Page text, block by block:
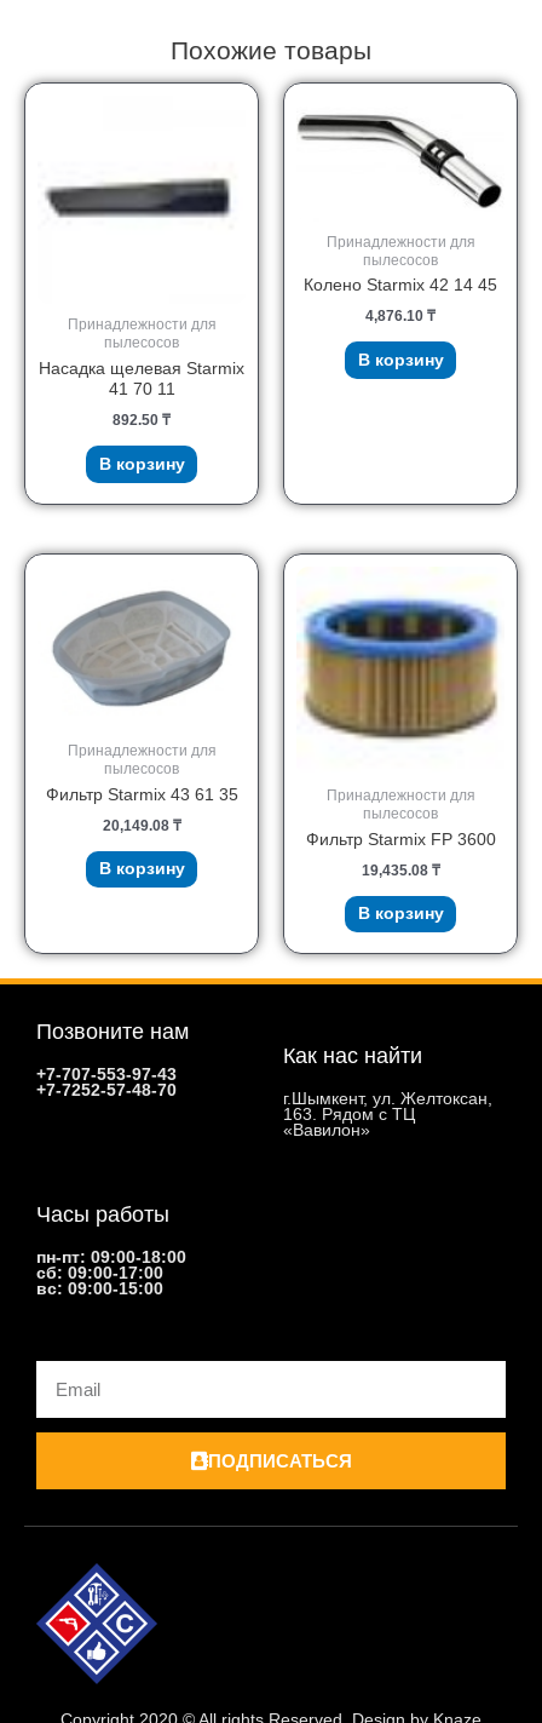
Похожие товары
Принадлежности для
пылесосов
Насадка щелевая Starmix
41 70 11
892.50 ₸
В корзину
Принадлежности для
пылесосов
Колено Starmix 42 14 45
4,876.10 ₸
В корзину
Принадлежности для
пылесосов
Фильтр Starmix 43 61 35
20,149.08 ₸
В корзину
Принадлежности для
пылесосов
Фильтр Starmix FP 3600
19,435.08 ₸
В корзину
Позвоните нам
+7-707-553-97-43
+7-7252-57-48-70
Как нас найти
г.Шымкент, ул. Желтоксан,
163. Рядом с ТЦ
«Вавилон»
Часы работы
пн-пт: 09:00-18:00
сб: 09:00-17:00
вс: 09:00-15:00
Email
ПОДПИСАТЬСЯ